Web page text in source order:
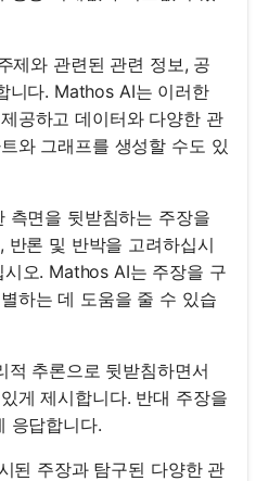
제와 관련된 관련 정보, 공
니다. Mathos AI는 이러한
공하고 데이터와 다양한 관
와 그래프를 생성할 수도 있
측면을 뒷받침하는 주장을
반론 및 반박을 고려하십시
오. Mathos AI는 주장을 구
하는 데 도움을 줄 수 있습
적 추론으로 뒷받침하면서
게 제시합니다. 반대 주장을
응답합니다.
된 주장과 탐구된 다양한 관